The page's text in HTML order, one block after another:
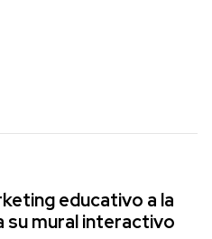
educativo a la
su mural interactivo